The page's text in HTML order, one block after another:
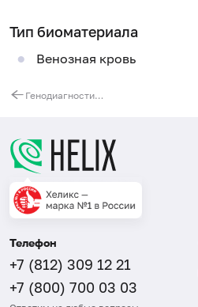
Тип биоматериала
Венозная кровь
Генодиагностика наследственной нейросенсорной тугоухости, расширенная. Гены GJB2, GJB3, GJB6, POU3F4, WFS
Телефон
+7 (812) 309 12 21
+7 (800) 700 03 03